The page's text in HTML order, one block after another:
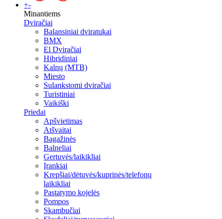
+-
Minantiems
Dviračiai
Balansiniai dviratukai
BMX
El Dviračiai
Hibridiniai
Kalnų (MTB)
Miesto
Sulankstomi dviračiai
Turistiniai
Vaikiški
Priedai
Apšvietimas
Atšvaitai
Bagažinės
Balneliai
Gertuvės/laikikliai
Įrankiai
Krepšiai/dėtuvės/kuprinės/telefonų
laikikliai
Pastatymo kojelės
Pompos
Skambučiai